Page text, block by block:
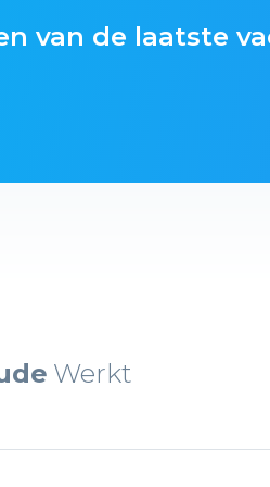
van de laatste
Werkt